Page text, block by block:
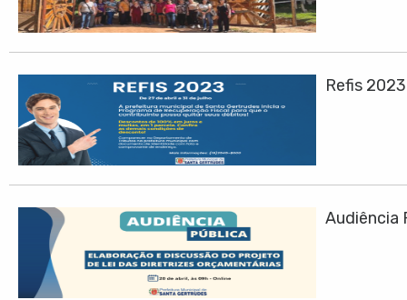
Refis
Audiência